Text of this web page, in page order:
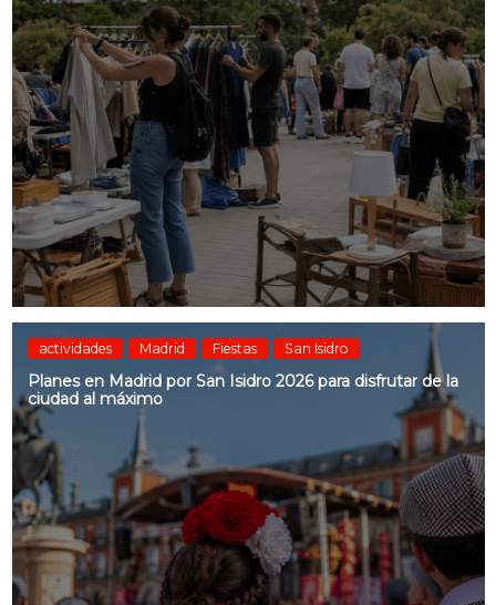
actividades Madrid Fiestas San Isidro
Planes en Madrid por San Isidro 2026 para disfrutar de la
ciudad al máximo